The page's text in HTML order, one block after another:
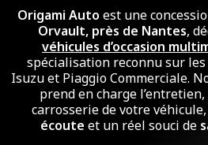
Origami Auto est une
Orvault, près de Nantes,
véhicules d’occasion
spécialisation reconnu sur les
Isuzu et Piaggio Commerciale.
prend en charge
carrosserie de votre véhicule,
écoute et un réel souci de